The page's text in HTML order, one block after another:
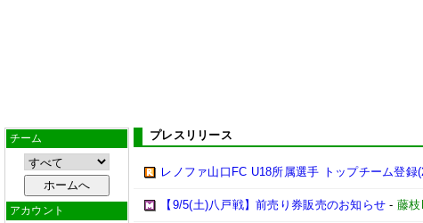
チーム
アカウント
プレスリリース
レノファ山口FC U18所属選手 トップチーム登録
【9/5(土)八戸戦】前売り券販売のお知らせ - 藤